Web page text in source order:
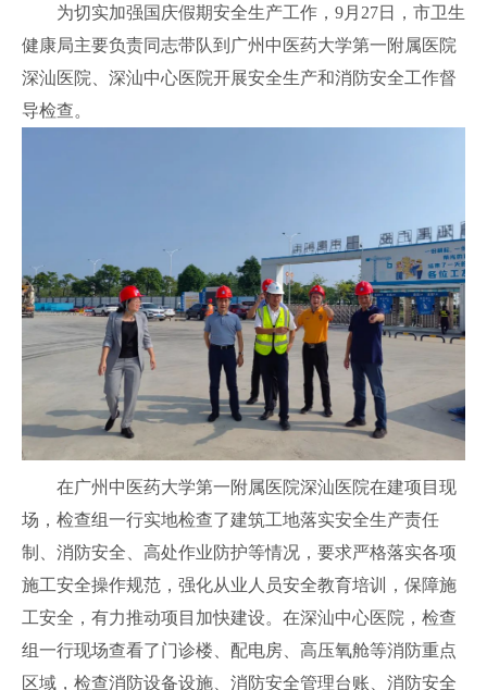
为切实加强国庆假期安全生产工作，9月27日，市卫生
健康局主要负责同志带队到广州中医药大学第一附属医院
深汕医院、深汕中心医院开展安全生产和消防安全工作督
导检查。
在广州中医药大学第一附属医院深汕医院在建项目现
场，检查组一行实地检查了建筑工地落实安全生产责任
制、消防安全、高处作业防护等情况，要求严格落实各项
施工安全操作规范，强化从业人员安全教育培训，保障施
工安全，有力推动项目加快建设。在深汕中心医院，检查
组一行现场查看了门诊楼、配电房、高压氧舱等消防重点
区域，检查消防设备设施、消防安全管理台账、消防安全